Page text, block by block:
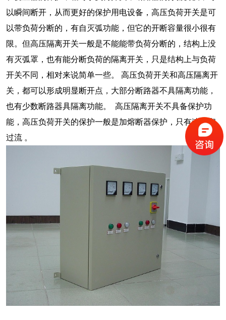
以瞬间断开，从而更好的保护用电设备，高压负荷开关是可
以带负荷分断的，有自灭弧功能，但它的开断容量很小很有
限。但高压隔离开关一般是不能能带负荷分断的，结构上没
有灭弧罩，也有能分断负荷的隔离开关，只是结构上与负荷
开关不同，相对来说简单一些。 高压负荷开关和高压隔离开
关，都可以形成明显断开点，大部分断路器不具隔离功能，
也有少数断路器具隔离功能。 高压隔离开关不具备保护功
能，高压负荷开关的保护一般是加熔断器保护，只有速断和
过流 。